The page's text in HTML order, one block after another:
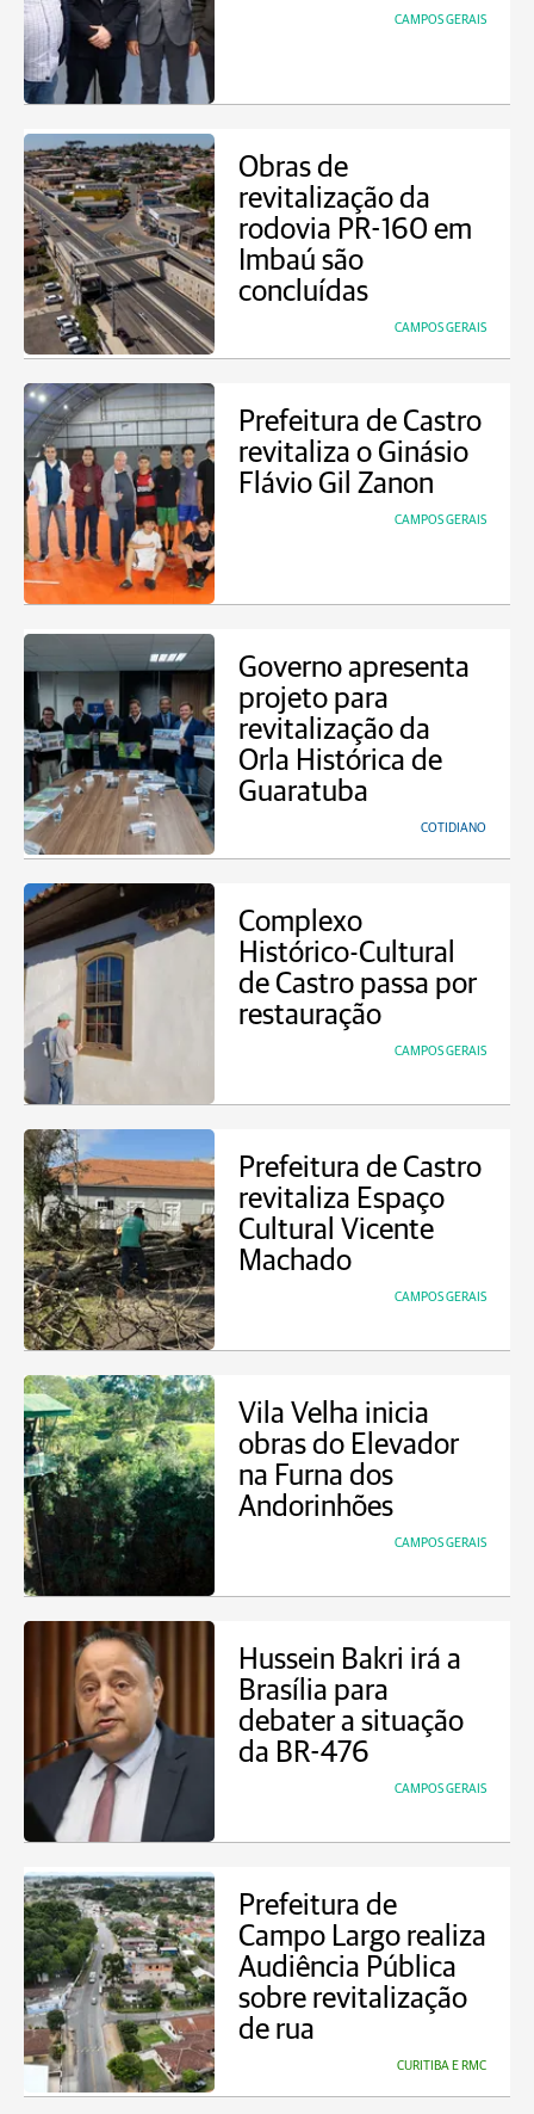
CAMPOS GERAIS
Obras de
revitalização da
rodovia PR-160 em
Imbaú são
concluídas
CAMPOS GERAIS
Prefeitura de Castro
revitaliza o Ginásio
Flávio Gil Zanon
CAMPOS GERAIS
Governo apresenta
projeto para
revitalização da
Orla Histórica de
Guaratuba
COTIDIANO
Complexo
Histórico-Cultural
de Castro passa por
restauração
CAMPOS GERAIS
Prefeitura de Castro
revitaliza Espaço
Cultural Vicente
Machado
CAMPOS GERAIS
Vila Velha inicia
obras do Elevador
na Furna dos
Andorinhões
CAMPOS GERAIS
Hussein Bakri irá a
Brasília para
debater a situação
da BR-476
CAMPOS GERAIS
Prefeitura de
Campo Largo realiza
Audiência Pública
sobre revitalização
de rua
CURITIBA E RMC